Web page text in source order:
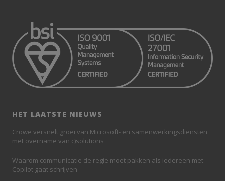
HET LAATSTE NIEUWS
Crowe versnelt groei van Microsoft- en samenwerkingsdiensten
met overname van c)solutions
Waarom communicatie de regie moet pakken als iedereen met
Copilot gaat schrijven